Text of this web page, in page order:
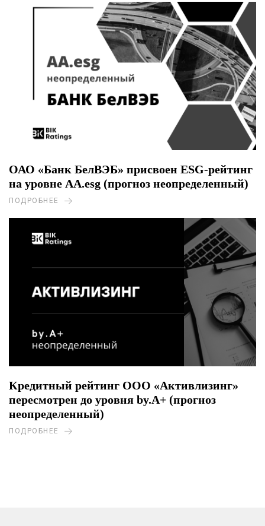
ОАО «Банк БелВЭБ» присвоен ESG-рейтинг
на уровне AA.esg (прогноз неопределенный)
ПОДРОБНЕЕ
Кредитный рейтинг ООО «Активлизинг»
пересмотрен до уровня by.A+ (прогноз
неопределенный)
ПОДРОБНЕЕ